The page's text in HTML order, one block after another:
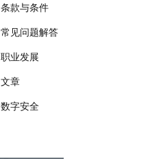
条款与条件
常见问题解答
职业发展
文章
数字安全